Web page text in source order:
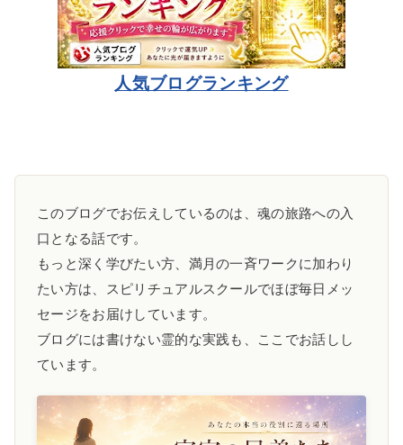
人気ブログランキング
このブログでお伝えしているのは、魂の旅路への入
口となる話です。
もっと深く学びたい方、満月の一斉ワークに加わり
たい方は、スピリチュアルスクールでほぼ毎日メッ
セージをお届けしています。
ブログには書けない霊的な実践も、ここでお話しし
ています。